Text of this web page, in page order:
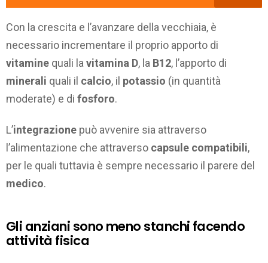
Con la crescita e l’avanzare della vecchiaia, è
necessario incrementare il proprio apporto di
vitamine quali la vitamina D, la B12, l’apporto di
minerali quali il calcio, il potassio (in quantità
moderate) e di fosforo.
L’integrazione può avvenire sia attraverso
l’alimentazione che attraverso capsule compatibili,
per le quali tuttavia è sempre necessario il parere del
medico.
Gli anziani sono meno stanchi facendo
attività fisica